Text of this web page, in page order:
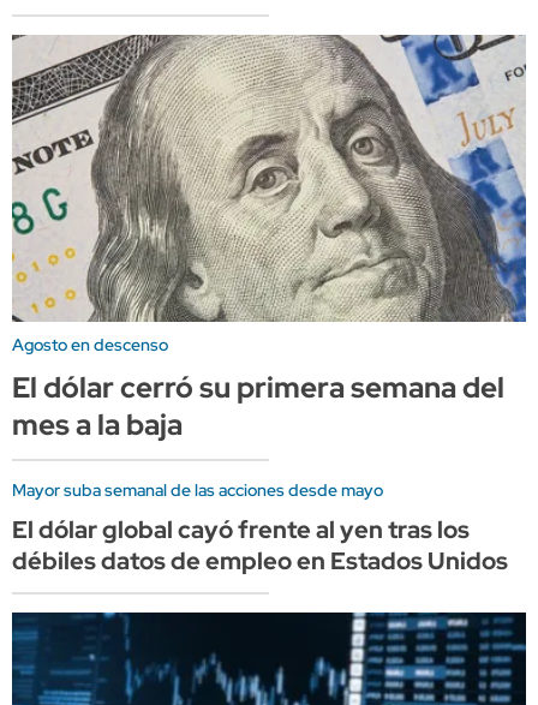
Agosto en descenso
El dólar cerró su primera semana del
mes a la baja
Mayor suba semanal de las acciones desde mayo
El dólar global cayó frente al yen tras los
débiles datos de empleo en Estados Unidos